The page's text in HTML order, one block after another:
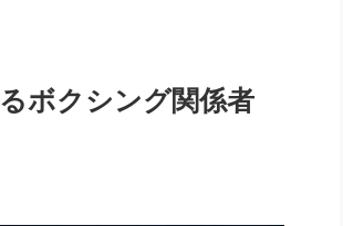
ボクシング関係者